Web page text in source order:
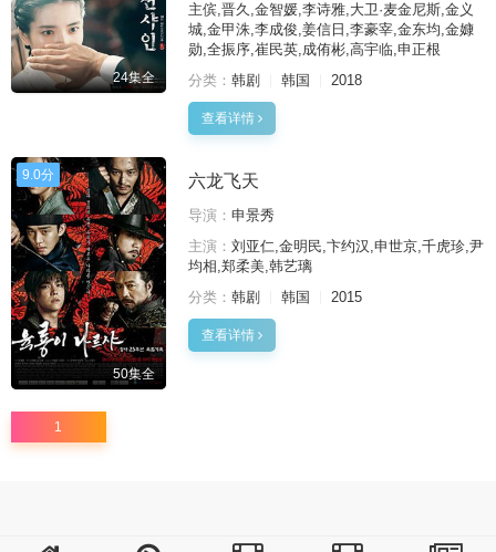
24集全
主傧,晋久,金智媛,李诗雅,大卫·麦金尼斯,金义
城,金甲洙,李成俊,姜信日,李豪宰,金东均,金嫝
勋,全振序,崔民英,成侑彬,高宇临,申正根
分类： 韩剧 韩国 2018
查看详情
9.0分
50集全
六龙飞天
导演： 申景秀
主演： 刘亚仁,金明民,卞约汉,申世京,千虎珍,尹
均相,郑柔美,韩艺璃
分类： 韩剧 韩国 2015
查看详情
1